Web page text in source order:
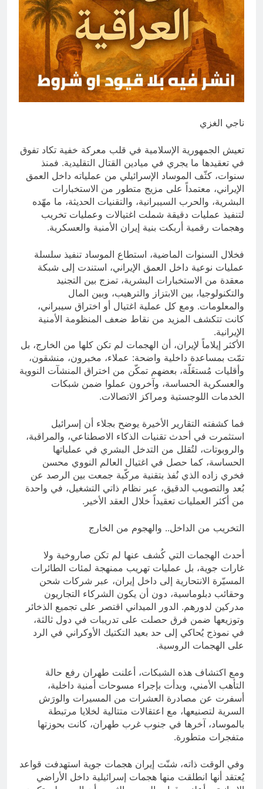
9 ساعات Ago
الولاية التكوينية / راي الفلسفة
التجريدية للانسان
10 ساعات Ago
ناجي الغزي
تعيش الجمهورية الإسلامية في قلب معركة خفية تكاد تفوق
في تعقيدها ما يجري في ميادين القتال التقليدية. فمنذ
سنوات، كثّف الموساد الإسرائيلي من عملياته داخل العمق
الإيراني، معتمداً على مزيج متطور من الاستخبارات
البشرية، والحرب السيبرانية، والتقنيات الحديثة، ما مهّده
لتنفيذ عمليات دقيقة شملت اغتيالات وعمليات تخريب
وهجمات رقمية أربكت بنية إيران الأمنية والعسكرية.
فخلال السنوات الماضية، استطاع الموساد تنفيذ سلسلة
عمليات نوعية داخل العمق الإيراني، استندت إلى شبكة
معقدة من الاستخبارات البشرية، تمزج بين التجنيد
والتكنولوجيا، بين الابتزاز والترهيب، وبين المال
والمعلومات. ومع كل عملية اغتيال أو اختراق سيبراني،
كانت تتكشف المزيد من نقاط ضعف المنظومة الأمنية
الإيرانية.
الأكثر إيلاماً لإيران، أن الهجمات لم تكن كلها من الخارج، بل
تمّت بمساعدة داخلية واضحة: عملاء، مخبرون، منشقون،
وأقليات مُستغَلّة، بعضهم تمكّن من اختراق المنشآت النووية
والعسكرية الحساسة، وآخرون عملوا ضمن شبكات
الخدمات اللوجستية ومراكز الاتصالات.
فما كشفته التقارير الأخيرة يوضح بجلاء أن إسرائيل
استثمرت في أحدث تقنيات الذكاء الاصطناعي، والمراقبة،
والروبوتات، لتُقلل من التدخل البشري في عملياتها
الحساسة، كما حصل في اغتيال العالم النووي محسن
فخري زاده الذي نُفذ بتقنية مركّبة جمعت بين الرصد عن
بُعد والتصويب الدقيق، عبر نظام ذاتي التشغيل، في واحدة
من أكثر العمليات تعقيداً خلال العقد الأخير.
التخريب من الداخل.. والهجوم من الخارج
أحدث الهجمات التي كُشف عنها لم تكن صاروخية ولا
غارات جوية، بل عمليات تهريب ممنهجة لمئات الطائرات
المسيّرة الانتحارية إلى داخل إيران، عبر شركات شحن
وحقائب دبلوماسية، دون أن يكون الشركاء التجاريون
مدركين لدورهم. الدور الميداني اقتصر على تجميع الذخائر
وتوزيعها ضمن فرق حصلت على تدريبات في دول ثالثة،
في نموذج يُحاكي إلى حد بعيد التكتيك الأوكراني في الرد
على الهجمات الروسية.
ومع اكتشاف هذه الشبكات، أعلنت طهران رفع حالة
التأهب الأمني، وبدأت بإجراء مسوحات أمنية داخلية،
أسفرت عن مصادرة العشرات من المسيرات والورَش
السرية لتصنيعها، مع اعتقالات متتالية لخلايا مرتبطة
بالموساد، آخرها في جنوب غرب طهران، كانت بحوزتها
متفجرات متطورة.
وفي الوقت ذاته، شنّت إيران هجمات جوية استهدفت قواعد
يُعتقد أنها انطلقت منها هجمات إسرائيلية داخل الأراضي